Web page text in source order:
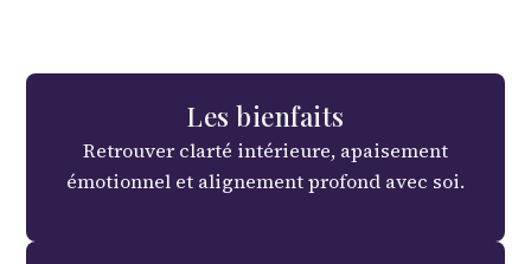
Les bienfaits
Retrouver clarté intérieure, apaisement
émotionnel et alignement profond avec soi.